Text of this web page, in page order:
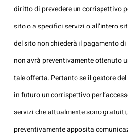
diritto di prevedere un corrispettivo
sito o a specifici servizi o all’intero
del sito non chiederà il pagamento
non avrà preventivamente ottenuto
tale offerta. Pertanto se il gestore
in futuro un corrispettivo per
servizi che attualmente sono
preventivamente apposita